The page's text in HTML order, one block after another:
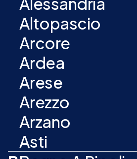
Altopascio
Arcore
Ardea
Arese
Arezzo
Arzano
Asti